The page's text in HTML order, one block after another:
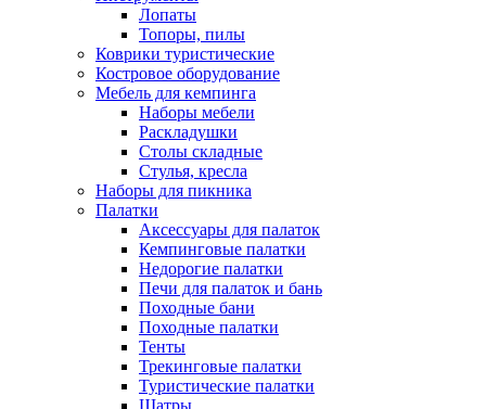
Лопаты
Топоры, пилы
Коврики туристические
Костровое оборудование
Мебель для кемпинга
Наборы мебели
Раскладушки
Столы складные
Стулья, кресла
Наборы для пикника
Палатки
Аксессуары для палаток
Кемпинговые палатки
Недорогие палатки
Печи для палаток и бань
Походные бани
Походные палатки
Тенты
Трекинговые палатки
Туристические палатки
Шатры